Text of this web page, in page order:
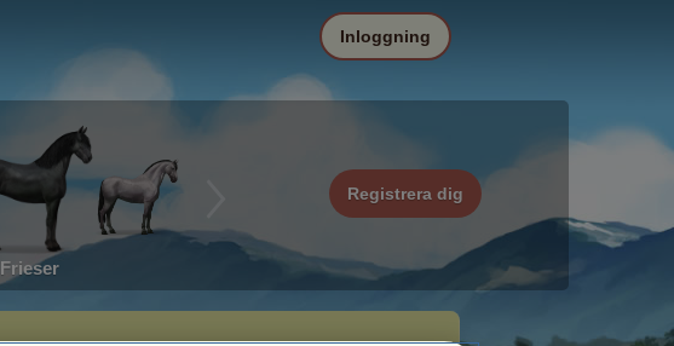
Frieser
Registrera dig
Inloggning